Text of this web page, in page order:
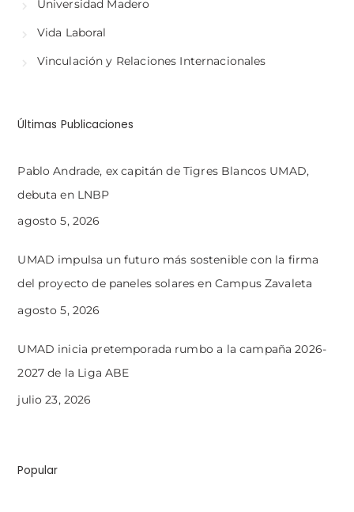
Universidad Madero
Vida Laboral
Vinculación y Relaciones Internacionales
Últimas Publicaciones
Pablo Andrade, ex capitán de Tigres Blancos UMAD,
debuta en LNBP
agosto 5, 2026
UMAD impulsa un futuro más sostenible con la firma
del proyecto de paneles solares en Campus Zavaleta
agosto 5, 2026
UMAD inicia pretemporada rumbo a la campaña 2026-
2027 de la Liga ABE
julio 23, 2026
Popular